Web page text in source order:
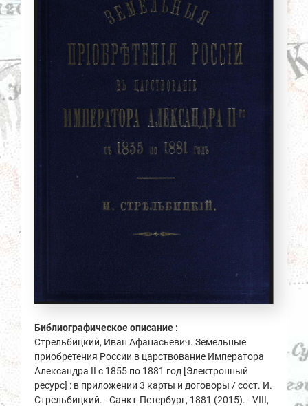
Библиографическое описание :
Стрельбицкий, Иван Афанасьевич. Земельные
приобретения России в царствование Императора
Александра II с 1855 по 1881 год [Электронный
ресурс] : в приложении 3 карты и договоры / сост. И.
Стрельбицкий. - Санкт-Петербург, 1881 (2015). - VIII,